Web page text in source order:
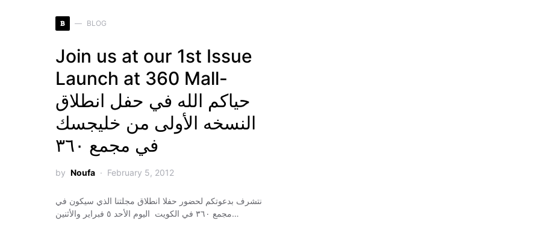
B BLOG
Join us at our 1st Issue
Launch at 360 Mall-
حياكم الله في حفل انطلاق
النسخه الأولى من خليجسك
في مجمع ٣٦٠
by Noufa February 5, 2012
نتشرف بدعوتكم لحضور حفلا انطلاق مجلتنا الذي سيكون في
مجمع ٣٦٠ في الكويت اليوم الأحد ٥ فبراير والأثنين…